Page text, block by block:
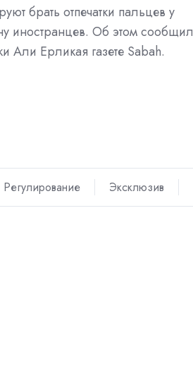
брать отпечатки пальцев у
иностранцев. Об этом сообщил
Али Ерликая газете Sabah.
Регулирование Эксклюзив